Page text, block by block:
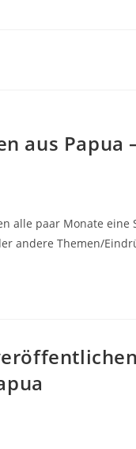
aus
alle paar Monate
andere Themen/